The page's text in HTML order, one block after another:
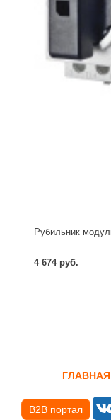
Рубильник
4 674 руб.
ГЛАВНАЯ
B2B портал